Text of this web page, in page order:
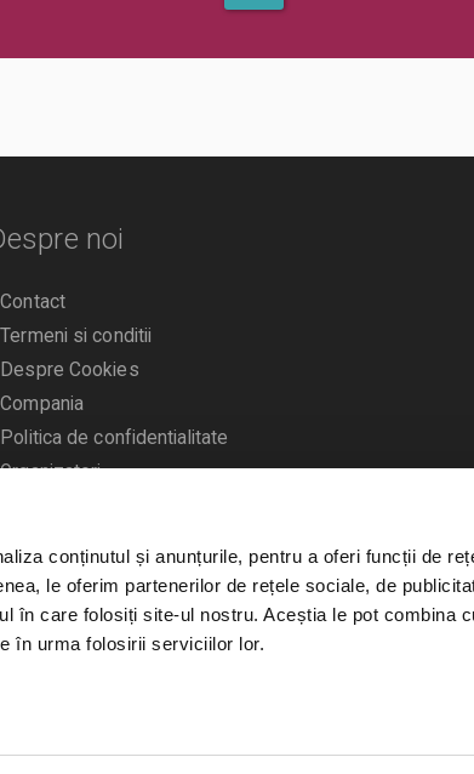
conținutul și anunțurile, pentru a oferi funcții de
le oferim partenerilor de rețele sociale, de
în care folosiți site-ul nostru. Aceștia le pot combina
în urma folosirii serviciilor lor.
noi
Contact
Termeni si conditii
Despre Cookies
Compania
Politica de confidentialitate